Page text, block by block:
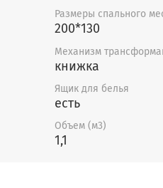
и
кресло к дивану.
Размеры спального
200*130
Механизм
книжка
Ящик для белья
есть
Объем (м3)
1,1